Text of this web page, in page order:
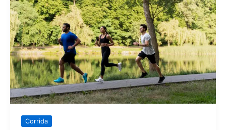
Corrida
de
longa
distância:
ganho
de
resistência
sem
se
lesionar